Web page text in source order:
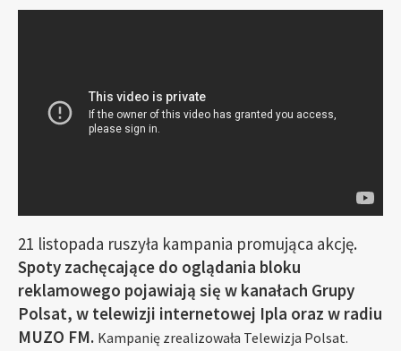
21 listopada ruszyła kampania promująca akcję.
Spoty zachęcające do oglądania bloku
reklamowego pojawiają się w kanałach Grupy
Polsat, w telewizji internetowej Ipla oraz w radiu
MUZO FM. Kampanię zrealizowała Telewizja Polsat.